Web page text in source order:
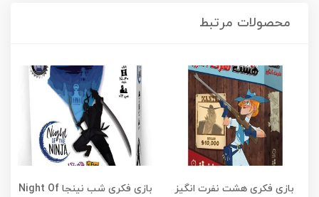
محصولات مرتبط
بازی فکری هشت نفرت انگیز
بازی فکری شب نینجا Night Of